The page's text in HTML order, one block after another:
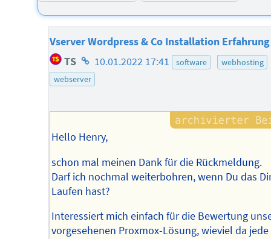
Vserver Wordpress & Co Installation
TS Homepage
des
10.01.2022 17:41 software
webhosting
webserver
Hello Henry,
schon mal meinen Dank für die Rückmeldung.
Darf ich nochmal weiterbohren, wenn Du das
Laufen hast?
Interessiert mich einfach für die Bewertung
vorgesehenen Proxmox-Lösung, wieviel da